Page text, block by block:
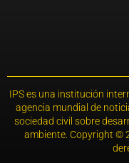
IPS es una institución
agencia mundial de
sociedad civil sobre
ambiente. Copyright ©